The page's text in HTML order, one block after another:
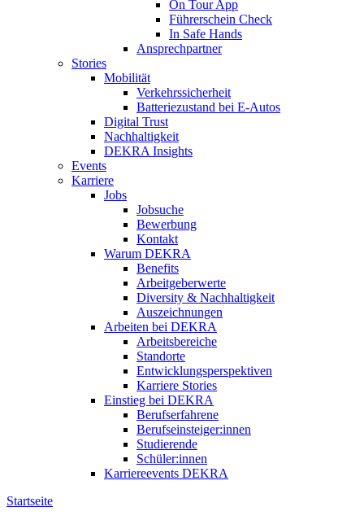
On Tour App
Führerschein Check
In Safe Hands
Ansprechpartner
Stories
Mobilität
Verkehrssicherheit
Batteriezustand bei E-Autos
Digital Trust
Nachhaltigkeit
DEKRA Insights
Events
Karriere
Jobs
Jobsuche
Bewerbung
Kontakt
Warum DEKRA
Benefits
Arbeitgeberwerte
Diversity & Nachhaltigkeit
Auszeichnungen
Arbeiten bei DEKRA
Arbeitsbereiche
Standorte
Entwicklungsperspektiven
Karriere Stories
Einstieg bei DEKRA
Berufserfahrene
Berufseinsteiger:innen
Studierende
Schüler:innen
Karriereevents DEKRA
Startseite